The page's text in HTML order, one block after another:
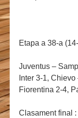
Etapa a 38-a
Juventus –
Inter 3-1,
Fiorentina 2-4,
Clasament final